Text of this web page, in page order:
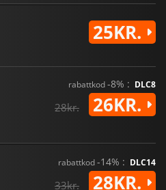
25KR.
rabattkod-8% : DLC8
28kr. 26KR.
rabattkod-14% : DLC14
33kr. 28KR.